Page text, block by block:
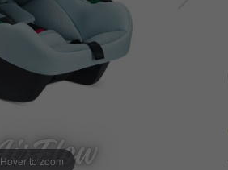
Hover to zoom